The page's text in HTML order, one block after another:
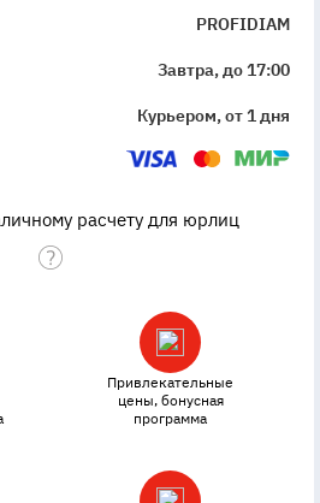
PROFIDIAM
Завтра, до 17:00
Курьером, от 1 дня
расчету для юрлиц
Привлекательные
цены, бонусная
программа